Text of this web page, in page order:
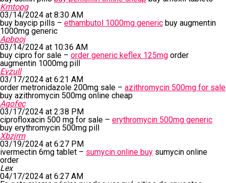
Kmtopg
03/14/2024 at 8:30 AM
buy baycip pills – ethambutol 1000mg generic buy augmentin
1000mg generic
Apbpoj
03/14/2024 at 10:36 AM
buy cipro for sale – order generic keflex 125mg order
augmentin 1000mg pill
Evzull
03/17/2024 at 6:21 AM
order metronidazole 200mg sale – azithromycin 500mg for sale
buy azithromycin 500mg online cheap
Agofec
03/17/2024 at 2:38 PM
ciprofloxacin 500 mg for sale – erythromycin 500mg generic
buy erythromycin 500mg pill
Xbzjrm
03/19/2024 at 6:27 PM
ivermectin 6mg tablet – sumycin online buy sumycin online
order
Lex
04/17/2024 at 6:27 AM